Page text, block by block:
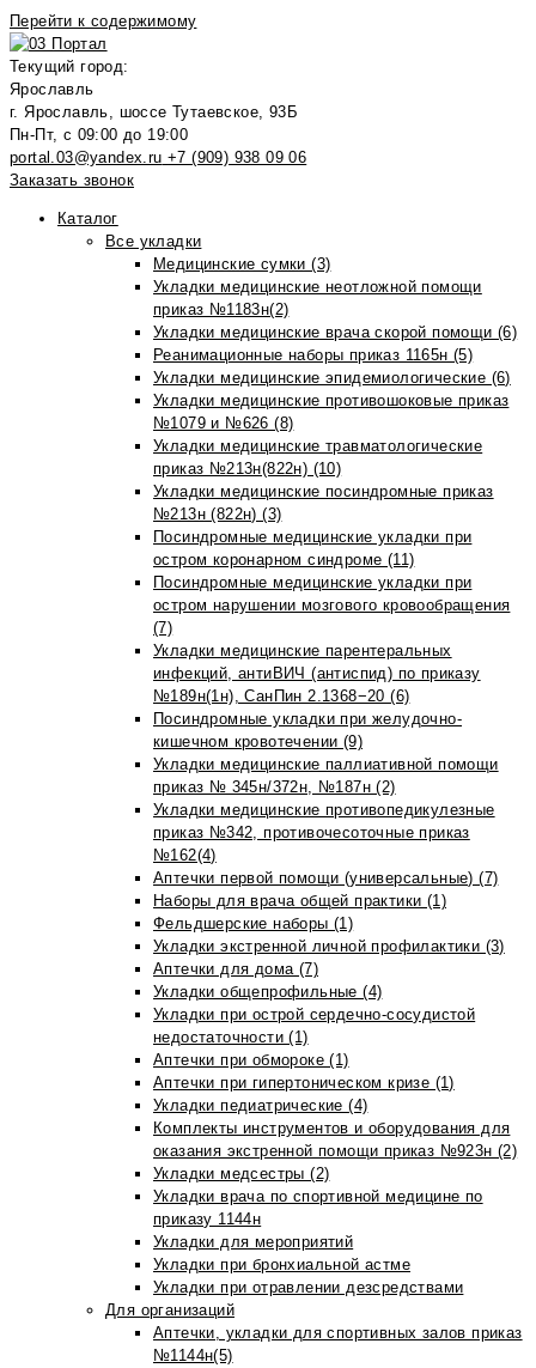
Перейти к содержимому
Текущий город:
Ярославль
г. Ярославль, шоссе Тутаевское, 93Б
Пн-Пт, с 09:00 до 19:00
portal.03@yandex.ru +7 (909) 938 09 06
Заказать звонок
Каталог
Все укладки
Медицинские сумки (3)
Укладки медицинские неотложной помощи
приказ №1183н(2)
Укладки медицинские врача скорой помощи (6)
Реанимационные наборы приказ 1165н (5)
Укладки медицинские эпидемиологические (6)
Укладки медицинские противошоковые приказ
№1079 и №626 (8)
Укладки медицинские травматологические
приказ №213н(822н) (10)
Укладки медицинские посиндромные приказ
№213н (822н) (3)
Посиндромные медицинские укладки при
остром коронарном синдроме (11)
Посиндромные медицинские укладки при
остром нарушении мозгового кровообращения
(7)
Укладки медицинские парентеральных
инфекций, антиВИЧ (антиспид) по приказу
№189н(1н), СанПин 2.1368−20 (6)
Посиндромные укладки при желудочно-
кишечном кровотечении (9)
Укладки медицинские паллиативной помощи
приказ № 345н/372н, №187н (2)
Укладки медицинские противопедикулезные
приказ №342, противочесоточные приказ
№162(4)
Аптечки первой помощи (универсальные) (7)
Наборы для врача общей практики (1)
Фельдшерские наборы (1)
Укладки экстренной личной профилактики (3)
Аптечки для дома (7)
Укладки общепрофильные (4)
Укладки при острой сердечно-сосудистой
недостаточности (1)
Аптечки при обмороке (1)
Аптечки при гипертоническом кризе (1)
Укладки педиатрические (4)
Комплекты инструментов и оборудования для
оказания экстренной помощи приказ №923н (2)
Укладки медсестры (2)
Укладки врача по спортивной медицине по
приказу 1144н
Укладки для мероприятий
Укладки при бронхиальной астме
Укладки при отравлении дезсредствами
Для организаций
Аптечки, укладки для спортивных залов приказ
№1144н(5)